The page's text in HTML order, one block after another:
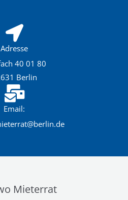
Adresse
40 01 80
Berlin
Email:
Mieterrat